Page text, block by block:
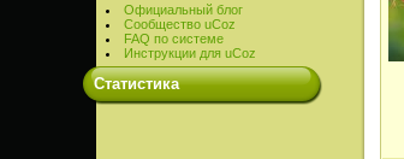
Официальный блог
Сообщество uCoz
FAQ по системе
Инструкции для uCoz
Cтатистика